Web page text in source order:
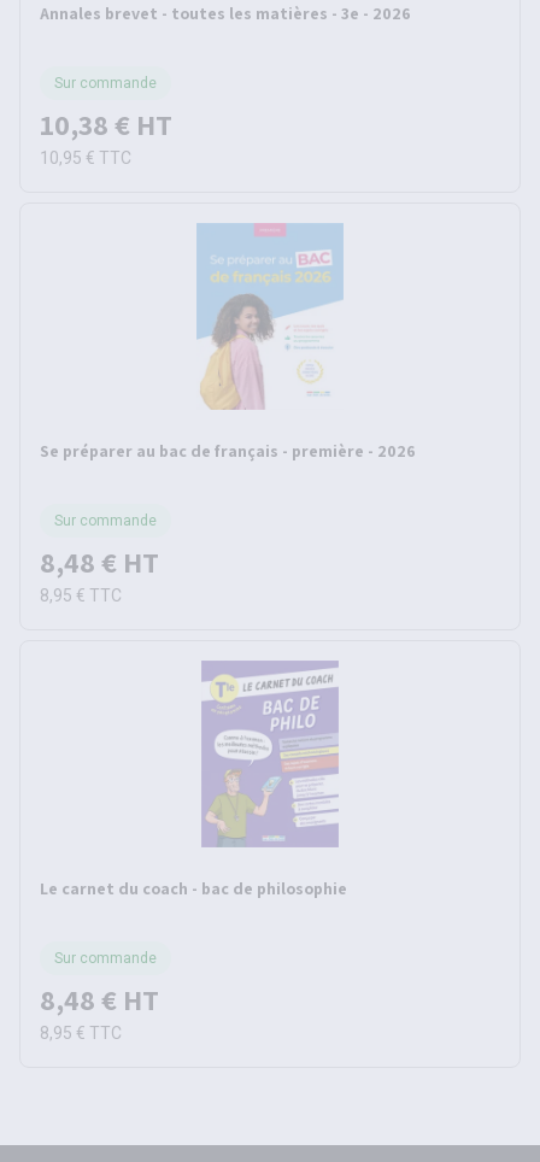
Annales brevet - toutes les matières - 3e - 2026
Sur commande
10,38 € HT
10,95 € TTC
Se préparer au bac de français - première - 2026
Sur commande
8,48 € HT
8,95 € TTC
Le carnet du coach - bac de philosophie
Sur commande
8,48 € HT
8,95 € TTC